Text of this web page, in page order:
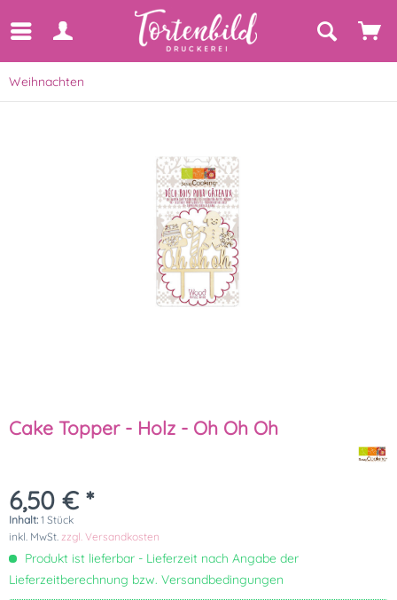
Weihnachten
Cake Topper - Holz - Oh Oh Oh
6,50 € *
Inhalt: 1 Stück
inkl. MwSt. zzgl. Versandkosten
Produkt ist lieferbar - Lieferzeit nach Angabe der
Lieferzeitberechnung bzw. Versandbedingungen